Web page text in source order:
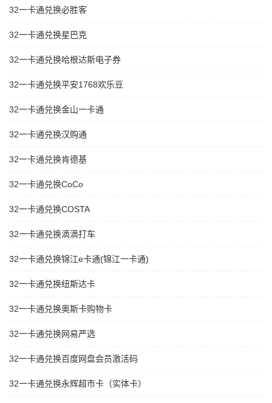
32一卡通兑换必胜客
32一卡通兑换星巴克
32一卡通兑换哈根达斯电子券
32一卡通兑换平安1768欢乐豆
32一卡通兑换金山一卡通
32一卡通兑换汉购通
32一卡通兑换肯德基
32一卡通兑换CoCo
32一卡通兑换COSTA
32一卡通兑换滴滴打车
32一卡通兑换锦江e卡通(锦江一卡通)
32一卡通兑换纽斯达卡
32一卡通兑换奥斯卡购物卡
32一卡通兑换网易严选
32一卡通兑换百度网盘会员激活码
32一卡通兑换永辉超市卡（实体卡）